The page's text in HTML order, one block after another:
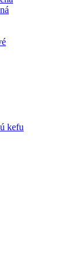
kefu